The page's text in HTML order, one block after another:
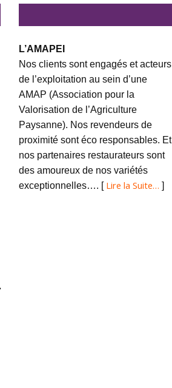
L’AMAPEI
Nos clients sont engagés et acteurs
de l’exploitation au sein d’une
AMAP (Association pour la
Valorisation de l’Agriculture
Paysanne). Nos revendeurs de
proximité sont éco responsables. Et
nos partenaires restaurateurs sont
des amoureux de nos variétés
exceptionnelles…. [ Lire la Suite… ]